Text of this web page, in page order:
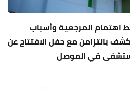
اهتمام المرجعية وأسباب
بالتزامن مع حفل الافتتاح عن
مستشفى في الموصل